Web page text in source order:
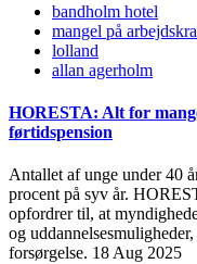
bandholm hotel
mangel på
lolland
allan agerholm
HORESTA: Alt for
førtidspension
Antallet af unge under 40
procent på syv år.
opfordrer til, at
og
forsørgelse. 18 Aug 2025